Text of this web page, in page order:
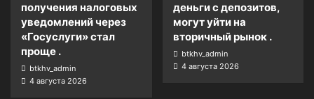
получения налоговых
уведомлений через
«Госуслуги» стал
проще .
btkhv_admin
4 августа 2026
деньги с депозитов,
могут уйти на
вторичный рынок .
btkhv_admin
4 августа 2026